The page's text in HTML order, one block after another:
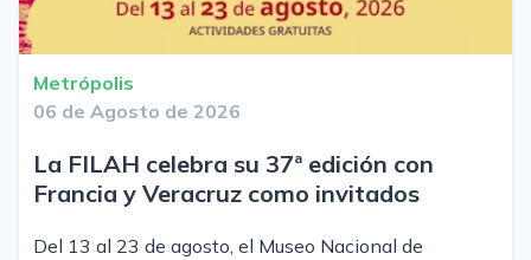
Metrópolis
06 de Agosto de 2026
La FILAH celebra su 37ª edición con
Francia y Veracruz como invitados
Del 13 al 23 de agosto, el Museo Nacional de